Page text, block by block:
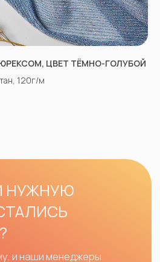
ЦВЕТ ТЁМНО-ГОЛУБОЙ
120г/м